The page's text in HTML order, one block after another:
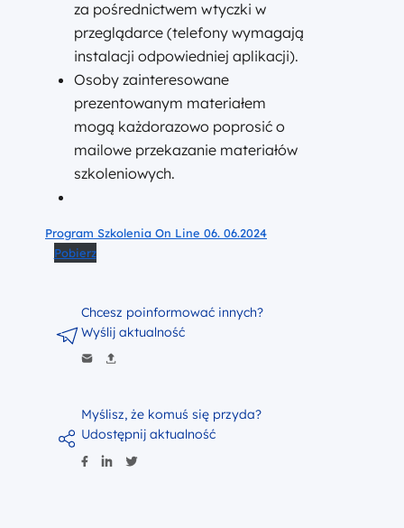
za pośrednictwem wtyczki w
przeglądarce (telefony wymagają
instalacji odpowiedniej aplikacji).
Osoby zainteresowane
prezentowanym materiałem
mogą każdorazowo poprosić o
mailowe przekazanie materiałów
szkoleniowych.
Program Szkolenia On Line 06. 06.2024
Pobierz
Myślisz, że komuś się przyda?
Udostępnij aktualność
Chcesz poinformować innych?
Wyślij aktualność